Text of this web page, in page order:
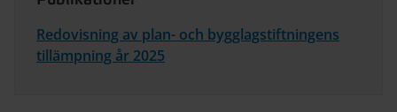
Redovisning av plan- och bygglagstiftningens
tillämpning år 2025